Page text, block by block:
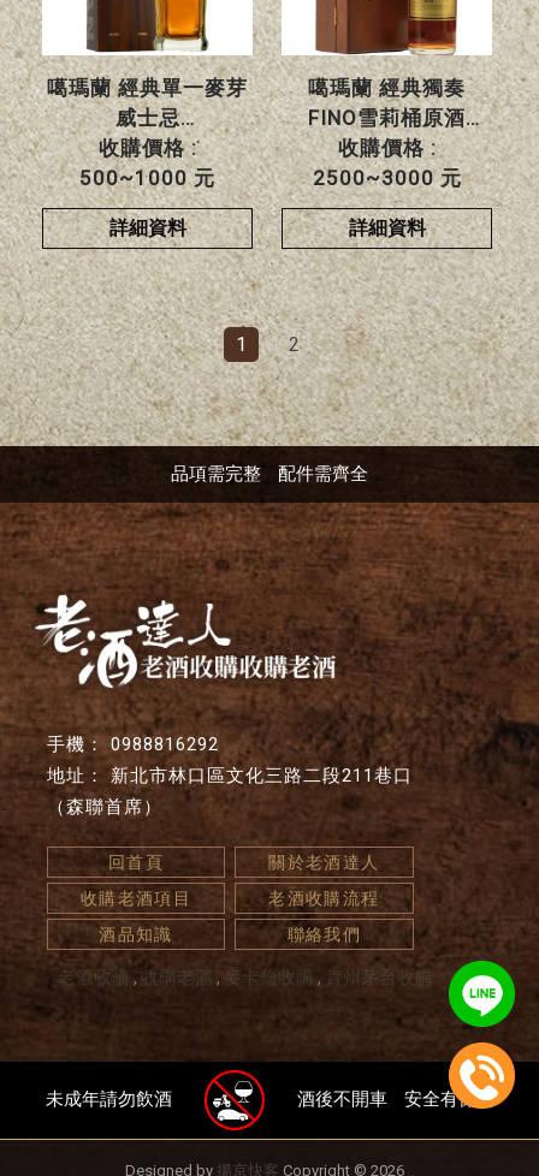
噶瑪蘭 經典單一麥芽
威士忌
收購價格 :
500~1000 元
詳細資料
噶瑪蘭 經典獨奏
FINO雪莉桶原酒
收購價格 :
2500~3000 元
詳細資料
1 2
品項需完整 配件需齊全
0988816292
新北市林口區文化三路二段211巷口
（森聯首席）
回首頁
關於老酒達人
收購老酒項目
老酒收購流程
酒品知識
聯絡我們
老酒收購 收購老酒 麥卡倫收購 貴州茅台收購
未成年請勿飲酒 酒後不開車 安全有保障
Designed by 揚京快客 Copyright © 2026